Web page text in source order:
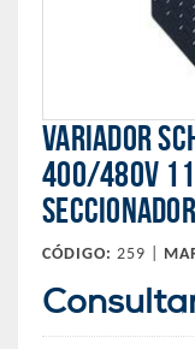
VARIADOR
400/480V
SECCIONADOR
CÓDIGO: 259 |